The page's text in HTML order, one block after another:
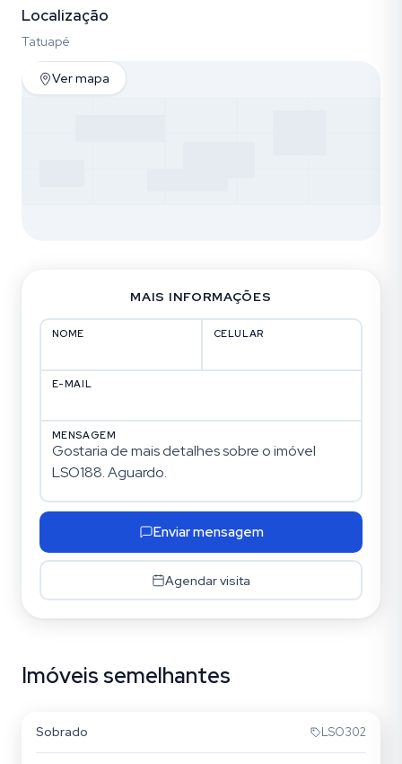
Localização
Tatuapé
Ver mapa
MAIS INFORMAÇÕES
NOME CELULAR
E-MAIL
MENSAGEM
Enviar mensagem
Agendar visita
Imóveis semelhantes
Tatuapé
Sobrado LSO302